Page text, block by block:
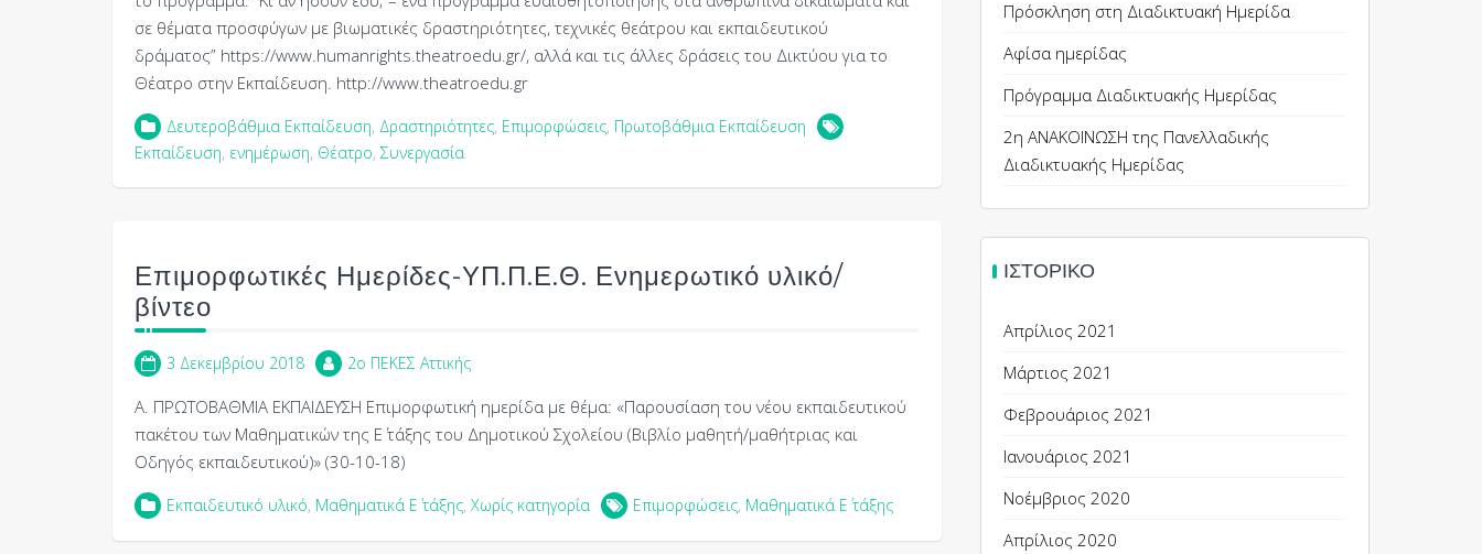
σε θέματα προσφύγων με βιωματικές δραστηριότητες, τεχνικές θεάτρου και εκπαιδευτικού
δράματος” https://www.humanrights.theatroedu.gr/, αλλά και τις άλλες δράσεις του Δικτύου για το
Θέατρο στην Εκπαίδευση. http://www.theatroedu.gr
Δευτεροβάθμια Εκπαίδευση, Δραστηριότητες, Επιμορφώσεις, Πρωτοβάθμια Εκπαίδευση
Εκπαίδευση, ενημέρωση, Θέατρο, Συνεργασία
Επιμορφωτικές Ημερίδες-ΥΠ.Π.Ε.Θ. Ενημερωτικό υλικό/
βίντεο
3 Δεκεμβρίου 2018 2o ΠΕΚΕΣ Αττικής
Α. ΠΡΩΤΟΒΑΘΜΙΑ ΕΚΠΑΙΔΕΥΣΗ Επιμορφωτική ημερίδα με θέμα: «Παρουσίαση του νέου εκπαιδευτικού
πακέτου των Μαθηματικών της Ε΄ τάξης του Δημοτικού Σχολείου (Βιβλίο μαθητή/μαθήτριας και
Οδηγός εκπαιδευτικού)» (30-10-18)
Εκπαιδευτικό υλικό, Μαθηματικά Ε΄ τάξης, Χωρίς κατηγορία Επιμορφώσεις, Μαθηματικά Ε΄ τάξης
Πρόσκληση στη Διαδικτυακή Ημερίδα
Αφίσα ημερίδας
Πρόγραμμα Διαδικτυακής Ημερίδας
2η ΑΝΑΚΟΙΝΩΣΗ της Πανελλαδικής
Διαδικτυακής Ημερίδας
ΙΣΤΟΡΙΚΌ
Απρίλιος 2021
Μάρτιος 2021
Φεβρουάριος 2021
Ιανουάριος 2021
Νοέμβριος 2020
Απρίλιος 2020